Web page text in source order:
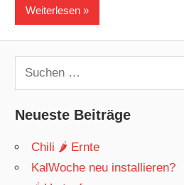
Weiterlesen
Suchen
nach:
Neueste Beiträge
Chili 🌶 Ernte
KalWoche neu installieren?